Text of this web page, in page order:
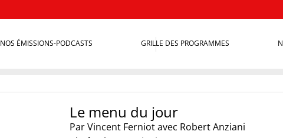
NOS ÉMISSIONS-PODCASTS GRILLE DES PROGRAMMES
Le menu du jour
ParVincent Ferniotavec Robert Anziani